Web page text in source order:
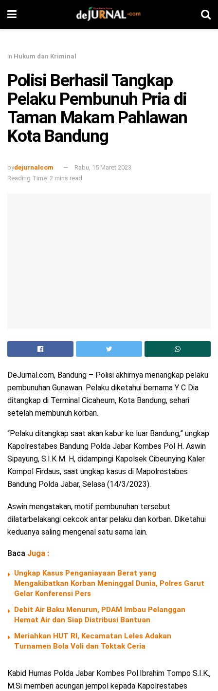
in Hukum dan Kriminal
Polisi Berhasil Tangkap
Pelaku Pembunuh Pria di
Taman Makam Pahlawan
Kota Bandung
bydejurnalcom
Rabu, 15 Maret 2023
Reading Time: 2 mins read
DeJurnal.com, Bandung – Polisi akhirnya menangkap pelaku
pembunuhan Gunawan. Pelaku diketahui bernama Y C Dia
ditangkap di Terminal Cicaheum, Kota Bandung, sehari
setelah membunuh korban.
“Pelaku ditangkap saat akan kabur ke luar Bandung,” ungkap
Kapolrestabes Bandung Polda Jabar Kombes Pol H. Aswin
Sipayung, S.I.K M. H, didampingi Kapolsek Cibeunying Kaler
Kompol Firdaus, saat ungkap kasus di Mapolrestabes
Bandung Polda Jabar, Selasa (14/3/2023).
Aswin mengatakan, motif pembunuhan tersebut
dilatarbelakangi cekcok antar pelaku dan korban. Diketahui
keduanya saling mengenal satu sama lain.
Baca Juga :
Ungkap Kasus Penganiayaan Berat yang
Mengakibatkan Korban Meninggal Dunia, Polres Garut
Gelar Konferensi Pers
Debit Air Baku Menurun, PDAM Imbau Pelanggan
Hemat Air dan Siap Distribusi Bantuan
Meriahkan HUT RI, Kecamatan Leles Adakan
Turnamen Bola Voli dan Toktak Ceria
Kabid Humas Polda Jabar Kombes Pol.Ibrahim Tompo S.I.K.,
M.Si memberi acungan jempol kepada Kapolrestabes